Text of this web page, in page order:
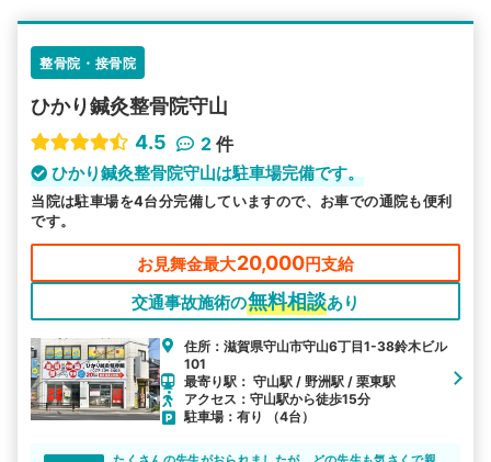
検索する
駅から探す 院名から探す
整骨院・接骨院
ひかり鍼灸整骨院守山
4.5
2 件
ひかり鍼灸整骨院守山は駐車場完備です。
当院は駐車場を4台分完備していますので、お車での通院も便利
です。
お見舞金最大20,000円支給
交通事故施術の無料相談あり
住所：滋賀県守山市守山6丁目1-38鈴木ビル
101
最寄り駅： 守山駅 / 野洲駅 / 栗東駅
アクセス：守山駅から徒歩15分
駐車場：有り （4台）